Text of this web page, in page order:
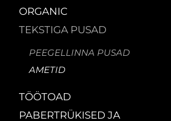
ORGANIC
TEKSTIGA PUSAD
PEEGELLINNA PUSAD
AMETID
TÖÖTOAD
PABERTRÜKISED JA